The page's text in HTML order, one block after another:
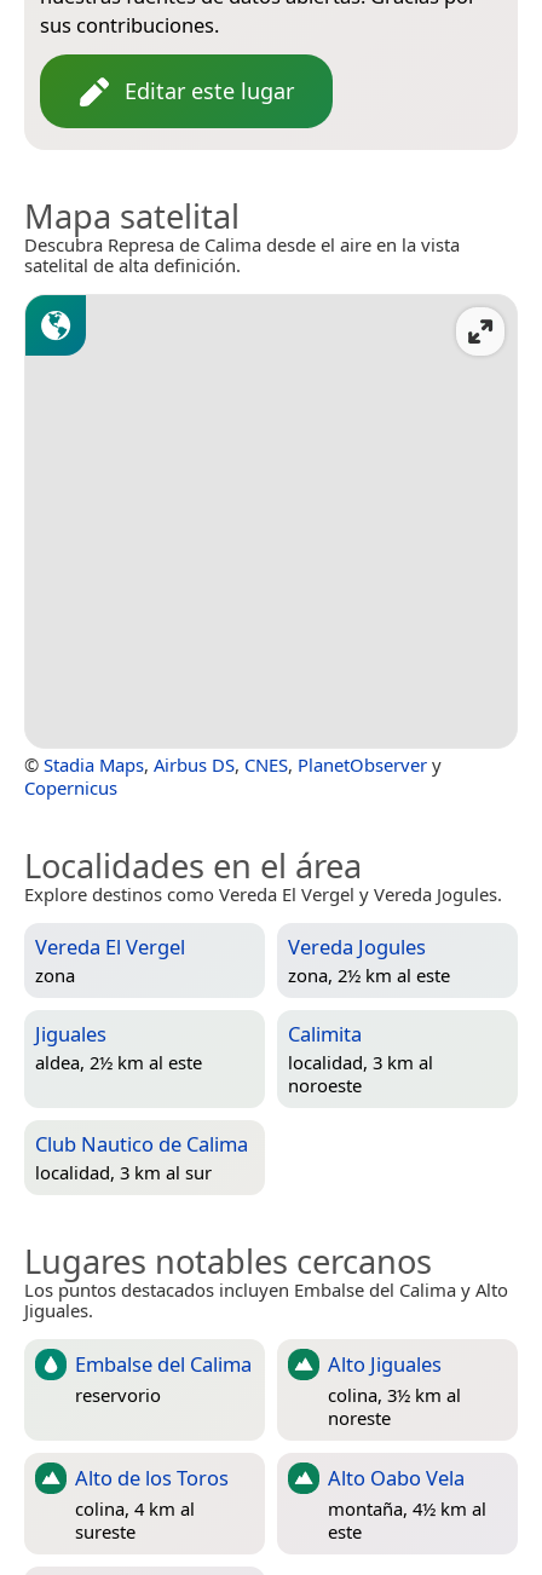
sus contribuciones.
Editar este lugar
Mapa satelital
Descubra Represa de Calima desde el aire en la vista
satelital de alta definición.
© Stadia Maps, Airbus DS, CNES, PlanetObserver y
Copernicus
Localidades en el área
Explore destinos como Vereda El Vergel y Vereda Jogules.
Vereda El Vergel
zona
Vereda Jogules
zona, 2½ km al este
Jiguales
aldea, 2½ km al este
Calimita
localidad, 3 km al
noroeste
Club Nautico de Calima
localidad, 3 km al sur
Lugares notables cercanos
Los puntos destacados incluyen Embalse del Calima y Alto
Jiguales.
Embalse del Calima
reservorio
Alto Jiguales
colina, 3½ km al
noreste
Alto de los Toros
colina, 4 km al
sureste
Alto Oabo Vela
montaña, 4½ km al
este